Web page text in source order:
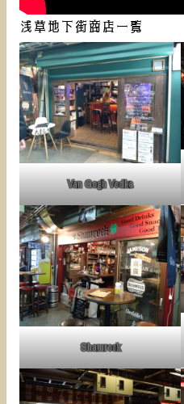
浅草地下街商店一覧
Van Gogh Vodka
Shamrock